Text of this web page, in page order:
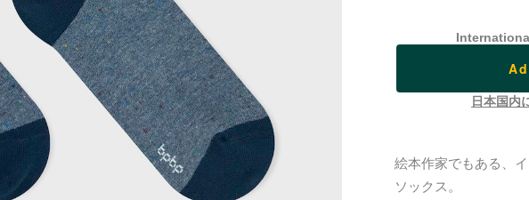
日本国内
絵本作家でもある、
ソックス。